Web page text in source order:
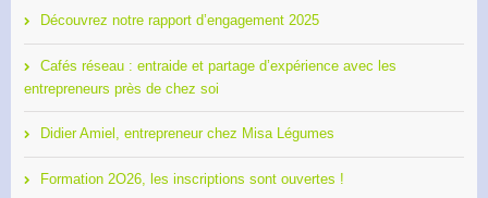
Découvrez notre rapport d’engagement 2025
Cafés réseau : entraide et partage d’expérience avec les
entrepreneurs près de chez soi
Didier Amiel, entrepreneur chez Misa Légumes
Formation 2O26, les inscriptions sont ouvertes !